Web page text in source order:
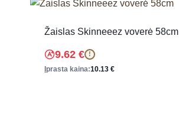
Žaislas Skinneeez voverė 58cm
9.62 € !
Įprasta kaina:10.13 €